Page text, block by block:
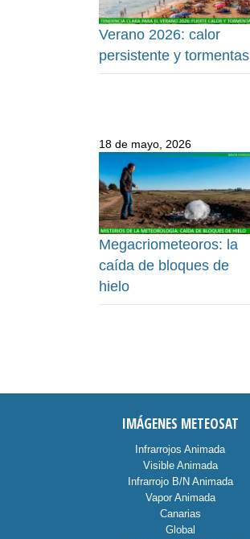
Verano 2026: calor
persistente y tormentas
18 de mayo, 2026
Megacriometeoros: la
caída de bloques de
hielo
IMÁGENES METEOSAT
Infrarrojos Animada
Visible Animada
Infrarrojo B/N Animada
Vapor Animada
Canarias
Global